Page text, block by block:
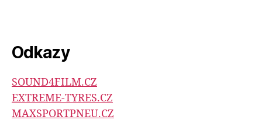
Odkazy
SOUND4FILM.CZ
EXTREME-TYRES.CZ
MAXSPORTPNEU.CZ